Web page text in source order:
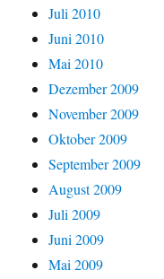
Juli 2010
Juni 2010
Mai 2010
Dezember 2009
November 2009
Oktober 2009
September 2009
August 2009
Juli 2009
Juni 2009
Mai 2009